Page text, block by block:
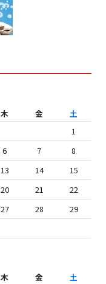
木 金
土
1
6 7
8
13 14
15
20 21
22
27 28
29
木 金
土